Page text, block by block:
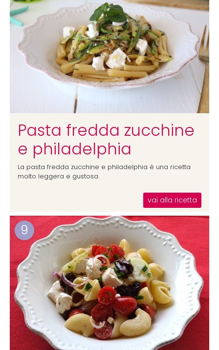
Pasta fredda zucchine
e philadelphia
La pasta fredda zucchine e philadelphia è una ricetta
molto leggera e gustosa.
vai alla ricetta
9